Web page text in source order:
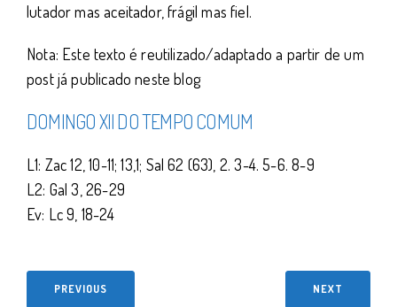
lutador mas aceitador, frágil mas fiel.
Nota: Este texto é reutilizado/adaptado a partir de um
post já publicado neste blog
DOMINGO XII DO TEMPO COMUM
L1: Zac 12, 10-11; 13,1; Sal 62 (63), 2. 3-4. 5-6. 8-9
L2: Gal 3, 26-29
Ev: Lc 9, 18-24
PREVIOUS NEXT